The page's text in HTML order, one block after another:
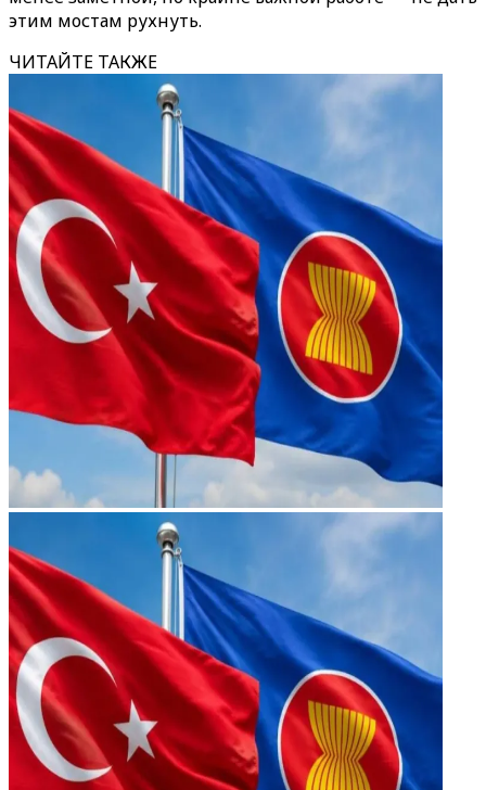
этим мостам рухнуть.
ЧИТАЙТЕ ТАКЖЕ